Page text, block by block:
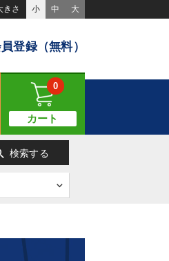
きさ 小 中 大
登録（無料）
カート
0
検索する